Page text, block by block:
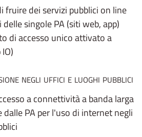
fruire dei servizi pubblici on line
singole PA (siti web, app)
di accesso unico attivato a
negli uffici e luoghi pubblici
a connettività a banda larga
dalle PA per l'uso di internet negli